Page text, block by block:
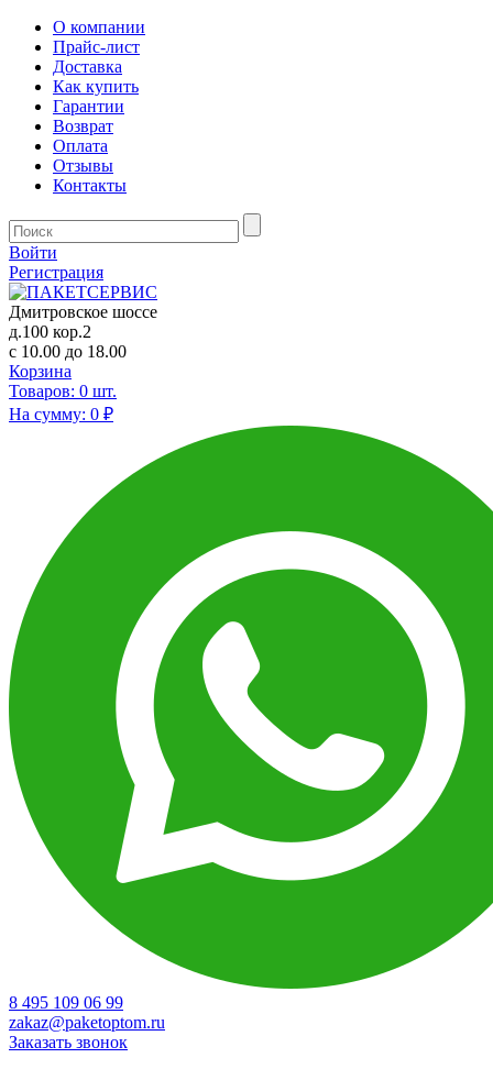
О компании
Прайс-лист
Доставка
Как купить
Гарантии
Возврат
Оплата
Отзывы
Контакты
Войти
Регистрация
Дмитровское шоссе
д.100 кор.2
с 10.00 до 18.00
Корзина
Товаров: 0 шт.
На сумму: 0 ₽
8 495 109 06 99
zakaz@paketoptom.ru
Заказать звонок